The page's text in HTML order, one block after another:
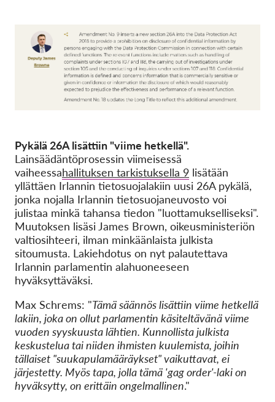
Pykälä 26A lisättiin "viime hetkellä".
Lainsäädäntöprosessin viimeisessä
vaiheessahallituksen tarkistuksella 9 lisätään
yllättäen Irlannin tietosuojalakiin uusi 26A pykälä,
jonka nojalla Irlannin tietosuojaneuvosto voi
julistaa minkä tahansa tiedon "luottamukselliseksi".
Muutoksen lisäsi James Brown, oikeusministeriön
valtiosihteeri, ilman minkäänlaista julkista
sitoumusta. Lakiehdotus on nyt palautettava
Irlannin parlamentin alahuoneeseen
hyväksyttäväksi.
Max Schrems: "Tämä säännös lisättiin viime hetkellä
lakiin, joka on ollut parlamentin käsiteltävänä viime
vuoden syyskuusta lähtien. Kunnollista julkista
keskustelua tai niiden ihmisten kuulemista, joihin
tällaiset "suukapulamääräykset" vaikuttavat, ei
järjestetty. Myös tapa, jolla tämä 'gag order'-laki on
hyväksytty, on erittäin ongelmallinen."